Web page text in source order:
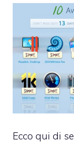
Ecco qui di